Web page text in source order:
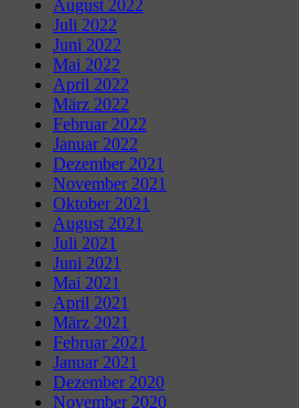
August 2022
Juli 2022
Juni 2022
Mai 2022
April 2022
März 2022
Februar 2022
Januar 2022
Dezember 2021
November 2021
Oktober 2021
August 2021
Juli 2021
Juni 2021
Mai 2021
April 2021
März 2021
Februar 2021
Januar 2021
Dezember 2020
November 2020